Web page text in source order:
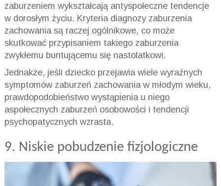
zaburzeniem wykształcają antyspołeczne tendencje
w dorosłym życiu. Kryteria diagnozy zaburzenia
zachowania są raczej ogólnikowe, co może
skutkować przypisaniem takiego zaburzenia
zwykłemu buntującemu się nastolatkowi.
Jednakże, jeśli dziecko przejawia wiele wyraźnych
symptomów zaburzeń zachowania w młodym wieku,
prawdopodobieństwo wystąpienia u niego
aspołecznych zaburzeń osobowości i tendencji
psychopatycznych wzrasta.
9. Niskie pobudzenie fizjologiczne